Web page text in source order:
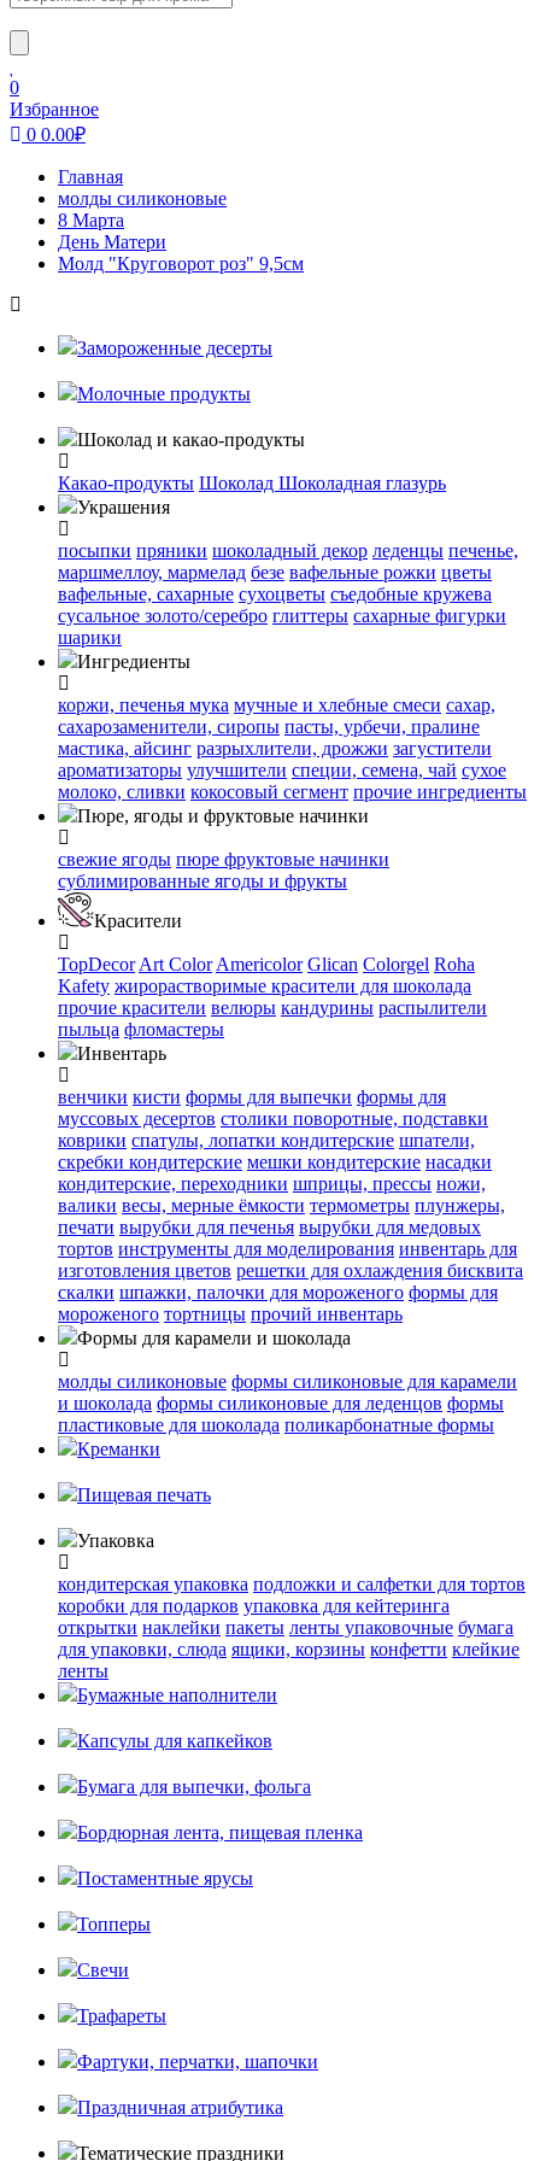
0
Избранное
0 0.00₽
Главная
молды силиконовые
8 Марта
День Матери
Молд "Круговорот роз" 9,5см
Замороженные десерты
Молочные продукты
Шоколад и какао-продукты
Какао-продукты Шоколад Шоколадная глазурь
Украшения
посыпки пряники шоколадный декор леденцы печенье,
маршмеллоу, мармелад безе вафельные рожки цветы
вафельные, сахарные сухоцветы съедобные кружева
сусальное золото/серебро глиттеры сахарные фигурки
шарики
Ингредиенты
коржи, печенья мука мучные и хлебные смеси сахар,
сахарозаменители, сиропы пасты, урбечи, пралине
мастика, айсинг разрыхлители, дрожжи загустители
ароматизаторы улучшители специи, семена, чай сухое
молоко, сливки кокосовый сегмент прочие ингредиенты
Пюре, ягоды и фруктовые начинки
свежие ягоды пюре фруктовые начинки
сублимированные ягоды и фрукты
Красители
TopDecorArt ColorAmericolor Glican Colorgel Roha
Kafety жирорастворимые красители для шоколада
прочие красители велюры кандурины распылители
пыльца фломастеры
Инвентарь
венчики кисти формы для выпечки формы для
муссовых десертов столики поворотные, подставки
коврики cпатулы, лопатки кондитерские шпатели,
скребки кондитерские мешки кондитерские насадки
кондитерские, переходники шприцы, прессы ножи,
валики весы, мерные ёмкости термометры плунжеры,
печати вырубки для печенья вырубки для медовых
тортов инструменты для моделирования инвентарь для
изготовления цветов решетки для охлаждения бисквита
скалки шпажки, палочки для мороженого формы для
мороженого тортницы прочий инвентарь
Формы для карамели и шоколада
молды силиконовые формы силиконовые для карамели
и шоколада формы силиконовые для леденцов формы
пластиковые для шоколада поликарбонатные формы
Креманки
Пищевая печать
Упаковка
кондитерская упаковка подложки и салфетки для тортов
коробки для подарков упаковка для кейтеринга
открытки наклейки пакеты ленты упаковочные бумага
для упаковки, слюда ящики, корзины конфетти клейкие
ленты
Бумажные наполнители
Капсулы для капкейков
Бумага для выпечки, фольга
Бордюрная лента, пищевая пленка
Постаментные ярусы
Топперы
Свечи
Трафареты
Фартуки, перчатки, шапочки
Праздничная атрибутика
Тематические праздники